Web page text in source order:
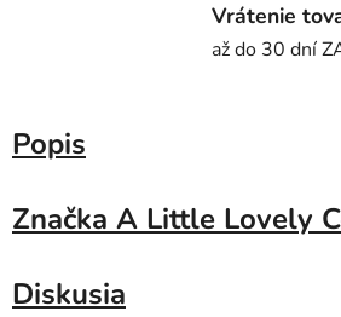
Vrátenie
až do 30 dní
Popis
Značka A Little Lovely
Diskusia